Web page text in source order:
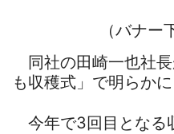
（バナー
同社の田崎一也社
も収穫式」で明らかに
今年で3回目となる